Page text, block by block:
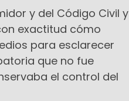
y del Código Civil y
exactitud cómo
para esclarecer
que no fue
el control del